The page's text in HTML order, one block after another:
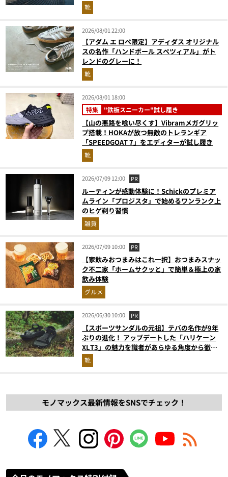
靴
2026/08/01 22:00
【アダム エ ロペ限定】アディダス オリジナル
スの名作「ハンドボール スペツィアル」がト
レンドのグレーに！
靴
2026/08/01 18:00
特集 "鉄板スニーカー"試し履き
【山の悪路を喰い尽くす】Vibramメガグリッ
プ搭載！HOKAが放つ無敵のトレランギア
「SPEEDGOAT 7」をエディターが試し履き
靴
2026/07/09 12:00 PR
ルーティンが感動体験に！Schickのプレミア
ムライン「プロジスタ」で始めるワンランク上
のヒゲ剃り習慣
雑貨
2026/07/09 10:00 PR
【家飲みおつまみはこれ一択】おつまみスナッ
ク不二家「ホームサクッと」で簡単＆極上の家
飲み体験
グルメ
2026/06/30 10:00 PR
【スポーツサンダルの元祖】テバの名作が9年
ぶりの進化！ アップデートした「ハリケーン
XLT3」の魅力を識者があらゆる角度から徹底
解説！
靴
モノマックス最新情報をSNSでチェック！